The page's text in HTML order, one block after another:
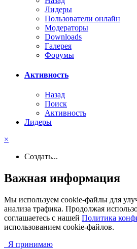
Лидеры
Пользователи онлайн
Модераторы
Downloads
Галерея
Форумы
Активность
Назад
Поиск
Активность
Лидеры
×
Создать...
Важная информация
Мы используем cookie-файлы для
анализа трафика. Продолжая
соглашаетесь с нашей Политика
использованием cookie-файлов.
Я принимаю